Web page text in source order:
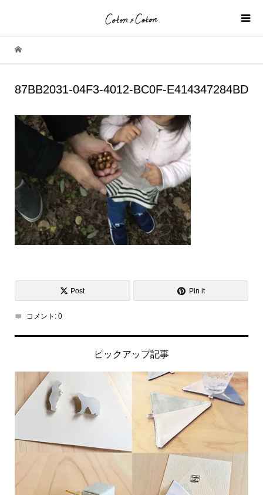
87BB2031-04F3-4012-BC0F-E414347284BD
Post Pin it
コメント: 0
ピックアップ記事